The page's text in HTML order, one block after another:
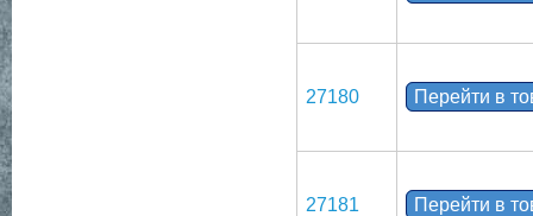
27180 Перейти в
27181 Перейти в